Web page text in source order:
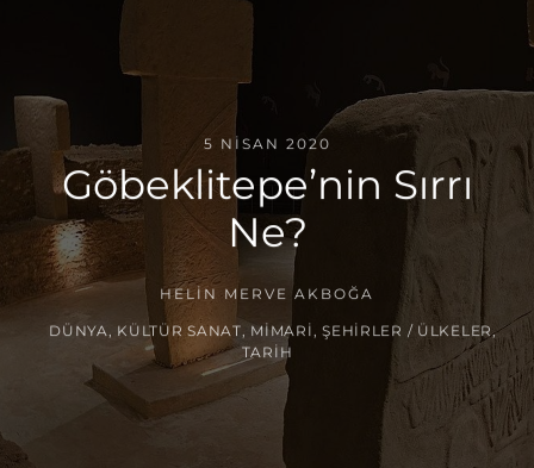
5 NISAN 2020
Göbeklitepe’nin Sırrı
Ne?
HELIN MERVE AKBOĞA
DÜNYA KÜLTÜR SANAT MIMARI ,ŞEHIRLER / ÜLKELER,
TARIH